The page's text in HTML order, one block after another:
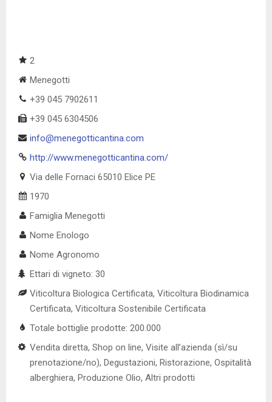
2
Menegotti
+39 045 7902611
+39 045 6304506
info@menegotticantina.com
http://www.menegotticantina.com/
Via delle Fornaci 65010 Elice PE
1970
Famiglia Menegotti
Nome Enologo
Nome Agronomo
Ettari di vigneto: 30
Viticoltura Biologica Certificata, Viticoltura Biodinamica
Certificata, Viticoltura Sostenibile Certificata
Totale bottiglie prodotte: 200.000
Vendita diretta, Shop on line, Visite all’azienda (sì/su
prenotazione/no), Degustazioni, Ristorazione, Ospitalità
alberghiera, Produzione Olio, Altri prodotti